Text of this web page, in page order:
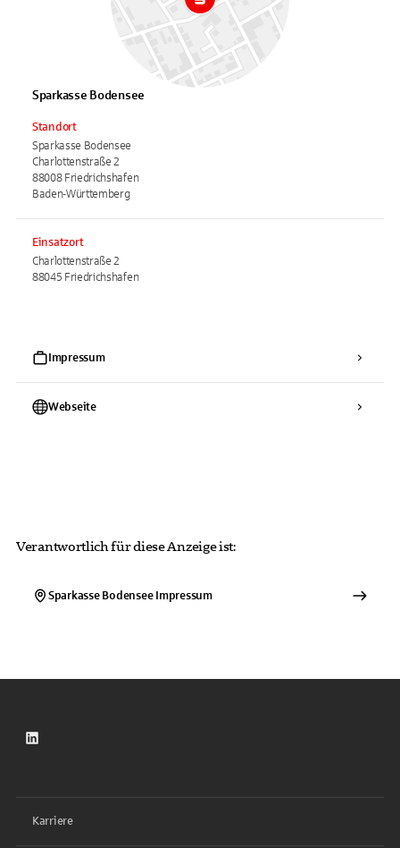
Sparkasse Bodensee
Standort
Sparkasse Bodensee
Charlottenstraße 2
88008 Friedrichshafen
Baden-Württemberg
Einsatzort
Charlottenstraße 2
88045 Friedrichshafen
Impressum
Webseite
Verantwortlich für diese Anzeige ist:
Sparkasse BodenseeImpressum
LinkedIn
Karriere